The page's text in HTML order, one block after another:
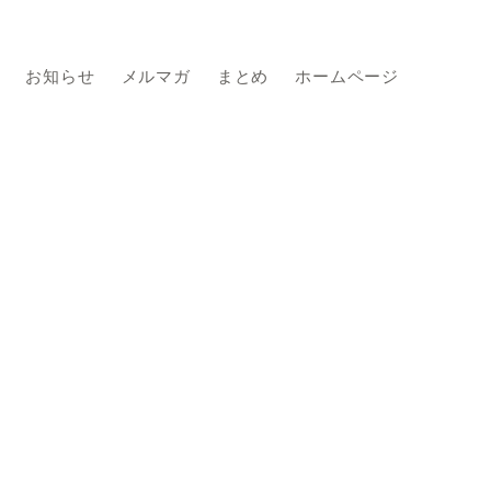
お知らせ メルマガ まとめ ホームページ